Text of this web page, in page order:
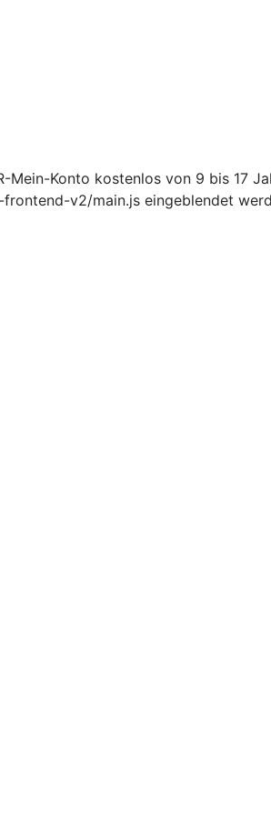
Konto kostenlos von 9 bis 17
v2/main.js eingeblendet